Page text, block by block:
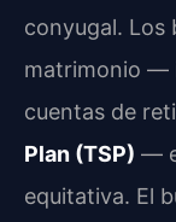
conyugal. Los
matrimonio —
cuentas de
Plan (TSP) —
equitativa. El